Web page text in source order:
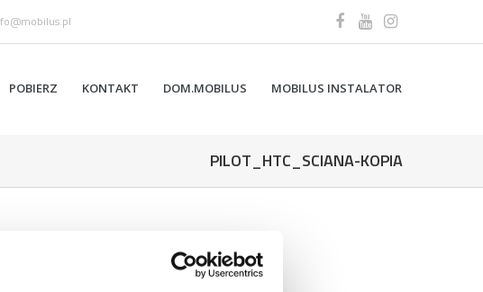
POBIERZ KONTAKT DOM.MOBILUS MOBILUS INSTALATOR
PILOT_HTC_SCIANA-KOPIA